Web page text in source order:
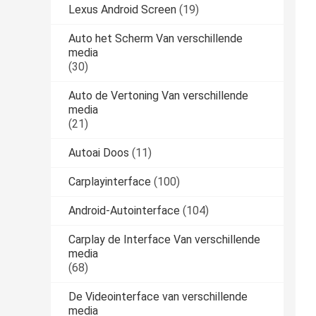
Lexus Android Screen (19)
Auto het Scherm Van verschillende
media
(30)
Auto de Vertoning Van verschillende
media
(21)
Autoai Doos (11)
Carplayinterface (100)
Android-Autointerface (104)
Carplay de Interface Van verschillende
media
(68)
De Videointerface van verschillende
media